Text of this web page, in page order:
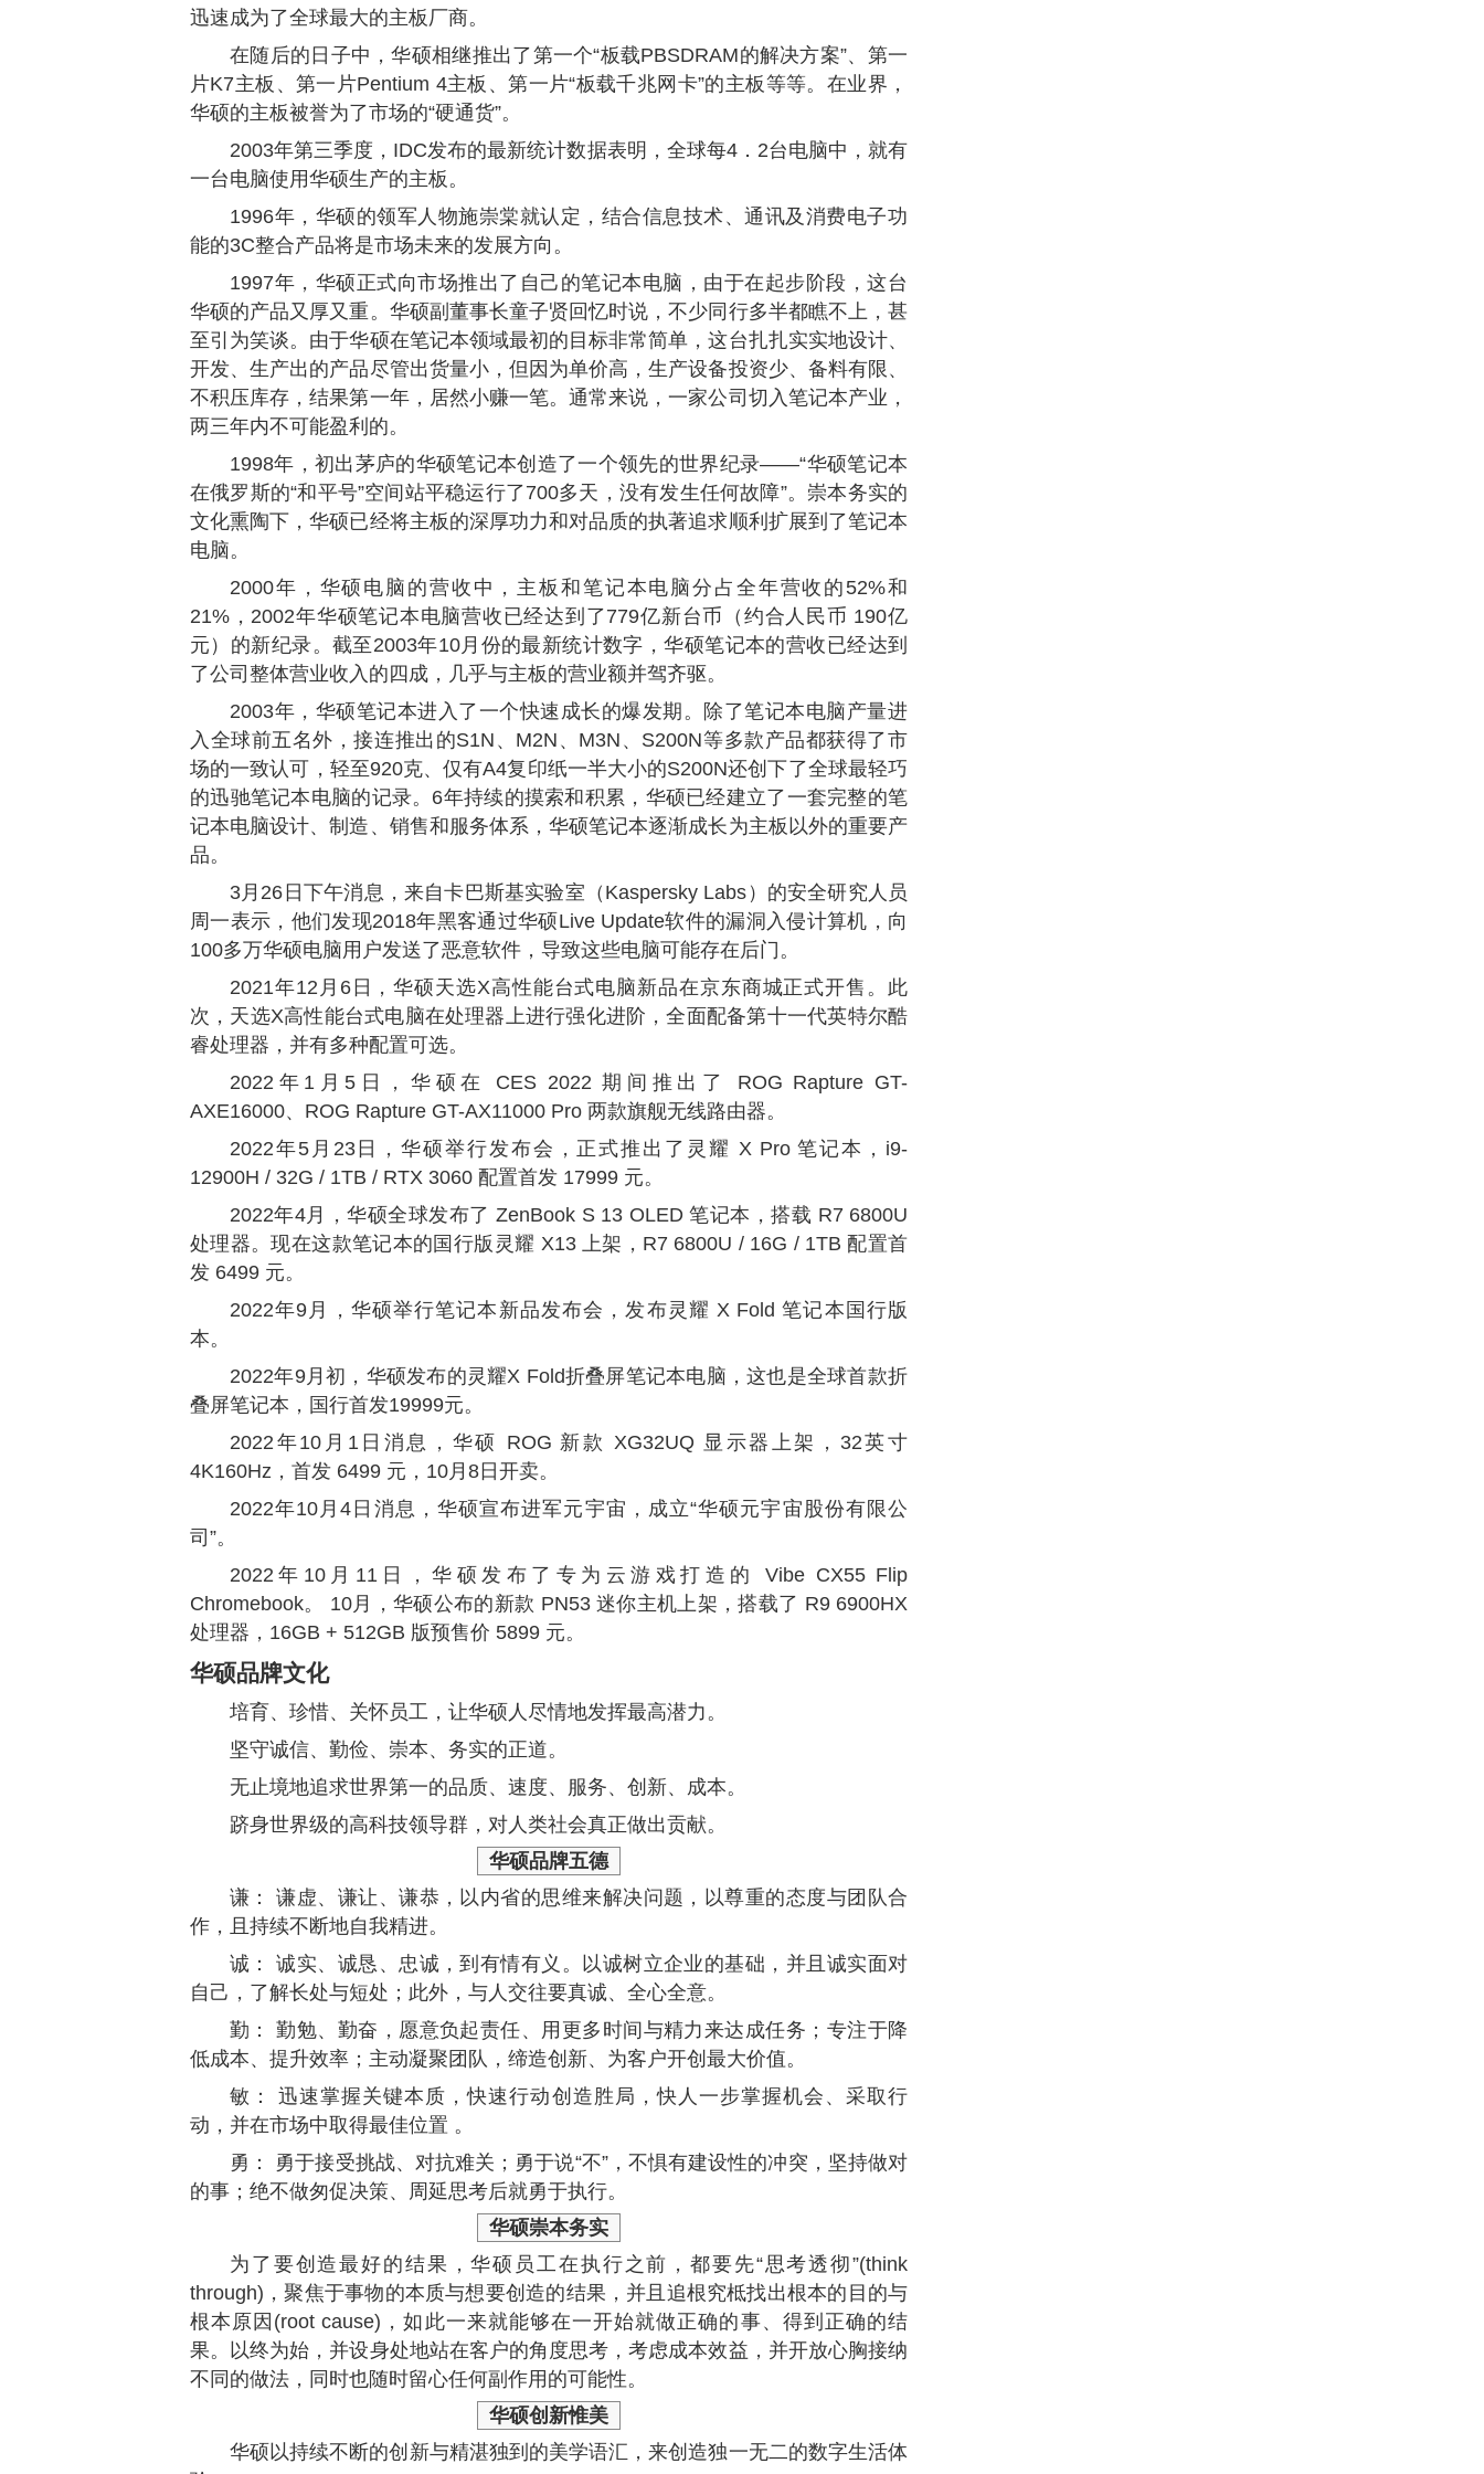
迅速成为了全球最大的主板厂商。
在随后的日子中，华硕相继推出了第一个“板载PBSDRAM的解决方案”、第一
片K7主板、第一片Pentium 4主板、第一片“板载千兆网卡”的主板等等。在业界，
华硕的主板被誉为了市场的“硬通货”。
2003年第三季度，IDC发布的最新统计数据表明，全球每4．2台电脑中，就有
一台电脑使用华硕生产的主板。
1996年，华硕的领军人物施崇棠就认定，结合信息技术、通讯及消费电子功
能的3C整合产品将是市场未来的发展方向。
1997年，华硕正式向市场推出了自己的笔记本电脑，由于在起步阶段，这台
华硕的产品又厚又重。华硕副董事长童子贤回忆时说，不少同行多半都瞧不上，甚
至引为笑谈。由于华硕在笔记本领域最初的目标非常简单，这台扎扎实实地设计、
开发、生产出的产品尽管出货量小，但因为单价高，生产设备投资少、备料有限、
不积压库存，结果第一年，居然小赚一笔。通常来说，一家公司切入笔记本产业，
两三年内不可能盈利的。
1998年，初出茅庐的华硕笔记本创造了一个领先的世界纪录——“华硕笔记本
在俄罗斯的“和平号”空间站平稳运行了700多天，没有发生任何故障”。崇本务实的
文化熏陶下，华硕已经将主板的深厚功力和对品质的执著追求顺利扩展到了笔记本
电脑。
2000年，华硕电脑的营收中，主板和笔记本电脑分占全年营收的52%和
21%，2002年华硕笔记本电脑营收已经达到了779亿新台币（约合人民币 190亿
元）的新纪录。截至2003年10月份的最新统计数字，华硕笔记本的营收已经达到
了公司整体营业收入的四成，几乎与主板的营业额并驾齐驱。
2003年，华硕笔记本进入了一个快速成长的爆发期。除了笔记本电脑产量进
入全球前五名外，接连推出的S1N、M2N、M3N、S200N等多款产品都获得了市
场的一致认可，轻至920克、仅有A4复印纸一半大小的S200N还创下了全球最轻巧
的迅驰笔记本电脑的记录。6年持续的摸索和积累，华硕已经建立了一套完整的笔
记本电脑设计、制造、销售和服务体系，华硕笔记本逐渐成长为主板以外的重要产
品。
3月26日下午消息，来自卡巴斯基实验室（Kaspersky Labs）的安全研究人员
周一表示，他们发现2018年黑客通过华硕Live Update软件的漏洞入侵计算机，向
100多万华硕电脑用户发送了恶意软件，导致这些电脑可能存在后门。
2021年12月6日，华硕天选X高性能台式电脑新品在京东商城正式开售。此
次，天选X高性能台式电脑在处理器上进行强化进阶，全面配备第十一代英特尔酷
睿处理器，并有多种配置可选。
2022年1月5日，华硕在 CES 2022 期间推出了 ROG Rapture GT-
AXE16000、ROG Rapture GT-AX11000 Pro 两款旗舰无线路由器。
2022年5月23日，华硕举行发布会，正式推出了灵耀 X Pro 笔记本，i9-
12900H / 32G / 1TB / RTX 3060 配置首发 17999 元。
2022年4月，华硕全球发布了 ZenBook S 13 OLED 笔记本，搭载 R7 6800U
处理器。现在这款笔记本的国行版灵耀 X13 上架，R7 6800U / 16G / 1TB 配置首
发 6499 元。
2022年9月，华硕举行笔记本新品发布会，发布灵耀 X Fold 笔记本国行版
本。
2022年9月初，华硕发布的灵耀X Fold折叠屏笔记本电脑，这也是全球首款折
叠屏笔记本，国行首发19999元。
2022年10月1日消息，华硕 ROG 新款 XG32UQ 显示器上架，32英寸
4K160Hz，首发 6499 元，10月8日开卖。
2022年10月4日消息，华硕宣布进军元宇宙，成立“华硕元宇宙股份有限公
司”。
2022年10月11日，华硕发布了专为云游戏打造的 Vibe CX55 Flip
Chromebook。 10月，华硕公布的新款 PN53 迷你主机上架，搭载了 R9 6900HX
处理器，16GB + 512GB 版预售价 5899 元。
华硕品牌文化
培育、珍惜、关怀员工，让华硕人尽情地发挥最高潜力。
坚守诚信、勤俭、崇本、务实的正道。
无止境地追求世界第一的品质、速度、服务、创新、成本。
跻身世界级的高科技领导群，对人类社会真正做出贡献。
华硕品牌五德
谦： 谦虚、谦让、谦恭，以内省的思维来解决问题，以尊重的态度与团队合
作，且持续不断地自我精进。
诚： 诚实、诚恳、忠诚，到有情有义。以诚树立企业的基础，并且诚实面对
自己，了解长处与短处；此外，与人交往要真诚、全心全意。
勤： 勤勉、勤奋，愿意负起责任、用更多时间与精力来达成任务；专注于降
低成本、提升效率；主动凝聚团队，缔造创新、为客户开创最大价值。
敏： 迅速掌握关键本质，快速行动创造胜局，快人一步掌握机会、采取行
动，并在市场中取得最佳位置 。
勇： 勇于接受挑战、对抗难关；勇于说“不”，不惧有建设性的冲突，坚持做对
的事；绝不做匆促决策、周延思考后就勇于执行。
华硕崇本务实
为了要创造最好的结果，华硕员工在执行之前，都要先“思考透彻”(think
through)，聚焦于事物的本质与想要创造的结果，并且追根究柢找出根本的目的与
根本原因(root cause)，如此一来就能够在一开始就做正确的事、得到正确的结
果。以终为始，并设身处地站在客户的角度思考，考虑成本效益，并开放心胸接纳
不同的做法，同时也随时留心任何副作用的可能性。
华硕创新惟美
华硕以持续不断的创新与精湛独到的美学语汇，来创造独一无二的数字生活体